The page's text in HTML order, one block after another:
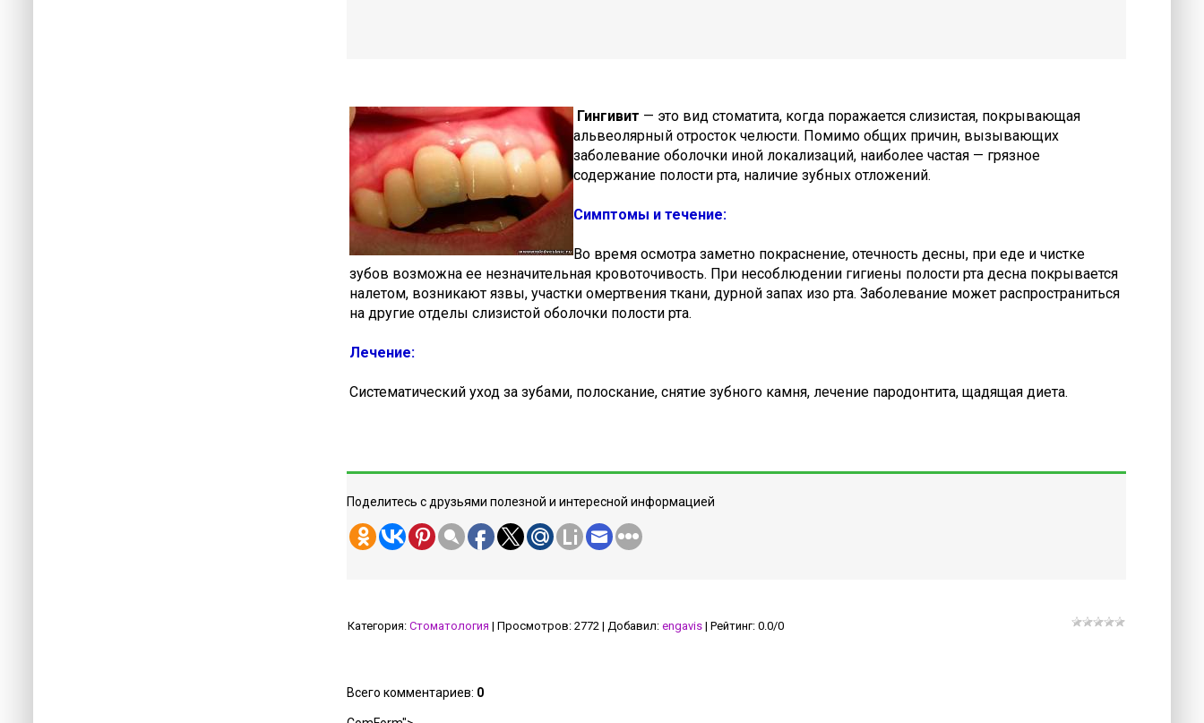
Гингивит — это вид стоматита, когда поражается слизистая, покрывающая
альвеолярный отросток челюсти. Помимо общих причин, вызывающих
заболевание оболочки иной локализаций, наиболее частая — грязное
содержание полости рта, наличие зубных отложений.
Симптомы и течение:
Во время осмотра заметно покраснение, отечность десны, при еде и чистке
зубов возможна ее незначительная кровоточивость. При несоблюдении гигиены полости рта десна покрывается
налетом, возникают язвы, участки омертвения ткани, дурной запах изо рта. Заболевание может распространиться
на другие отделы слизистой оболочки полости рта.
Лечение:
Систематический уход за зубами, полоскание, снятие зубного камня, лечение пародонтита, щадящая диета.
Поделитесь с друзьями полезной и интересной информацией
Категория: Стоматология | Просмотров: 2772 | Добавил: engavis | Рейтинг: 0.0/0
Всего комментариев: 0